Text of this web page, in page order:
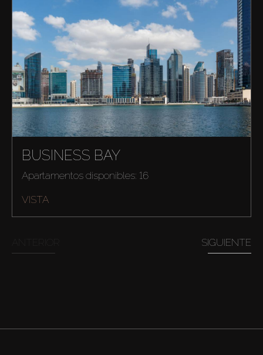
BUSINESS BAY
Apartamentos disponibles: 16
VISTA
SIGUIENTE